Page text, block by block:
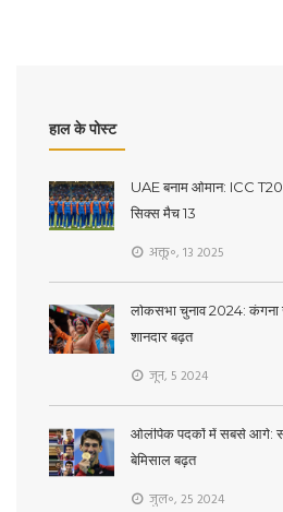
हाल के पोस्ट
UAE बनाम ओमान: ICC T20
सिक्स मैच 13
अक्तू॰, 13 2025
लोकसभा चुनाव 2024: कंगना
शानदार बढ़त
जून, 5 2024
ओलंपिक पदकों में सबसे आगे:
बेमिसाल बढ़त
जुल॰, 25 2024